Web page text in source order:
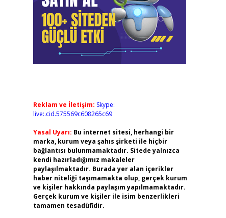
Reklam ve İletişim: Skype:
live:.cid.575569c608265c69
Yasal Uyarı: Bu internet sitesi, herhangi bir
marka, kurum veya şahıs şirketi ile hiçbir
bağlantısı bulunmamaktadır. Sitede yalnızca
kendi hazırladığımız makaleler
paylaşılmaktadır. Burada yer alan içerikler
haber niteliği taşımamakta olup, gerçek kurum
ve kişiler hakkında paylaşım yapılmamaktadır.
Gerçek kurum ve kişiler ile isim benzerlikleri
tamamen tesadüfidir.